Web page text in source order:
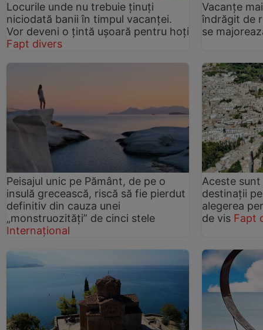
Locurile unde nu trebuie ținuți
niciodată banii în timpul vacanței.
Vor deveni o țintă ușoară pentru hoți
Fapt divers
Vacanțe
îndrăgit de
se
Peisajul unic pe Pământ, de pe o
insulă grecească, riscă să fie pierdut
definitiv din cauza unei
„monstruozități” de cinci stele
Internațional
Aceste
destinații
alegerea
de vis Fapt